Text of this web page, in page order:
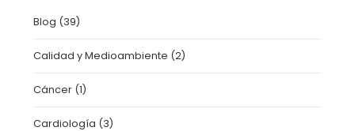
Blog (39)
Calidad y Medioambiente (2)
Cáncer (1)
Cardiología (3)